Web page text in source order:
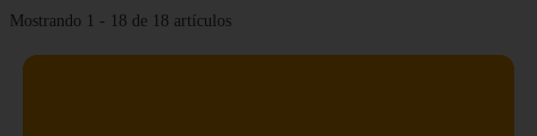
Mostrando 1 - 18 de 18 artículos